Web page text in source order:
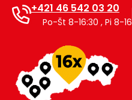
+421 46 542 03 20
Po-Št 8-16:30 , Pi 8-16